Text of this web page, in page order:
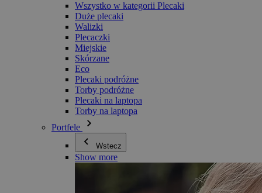
Wszystko w kategorii Plecaki
Duże plecaki
Walizki
Plecaczki
Miejskie
Skórzane
Eco
Plecaki podróżne
Torby podróżne
Plecaki na laptopa
Torby na laptopa
Portfele
Wstecz
Show more